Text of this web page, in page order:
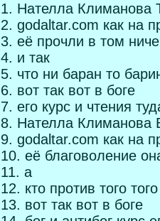
1. Нателла Климанова
2. godaltar.com как на
3. её прочли в том
4. и так
5. что ни баран то
6. вот так вот в боге
7. его курс и чтения
8. Нателла Климанова
9. godaltar.com как на
10. её благоволение
11. а
12. кто против того
13. вот так вот в боге